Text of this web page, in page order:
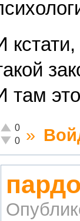
там
Отлично!
0
Неадекватно!
0 »